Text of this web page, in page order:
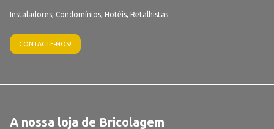
Instaladores, Condomínios, Hotéis, Retalhistas
CONTACTE-NOS!
A nossa loja de Bricolagem